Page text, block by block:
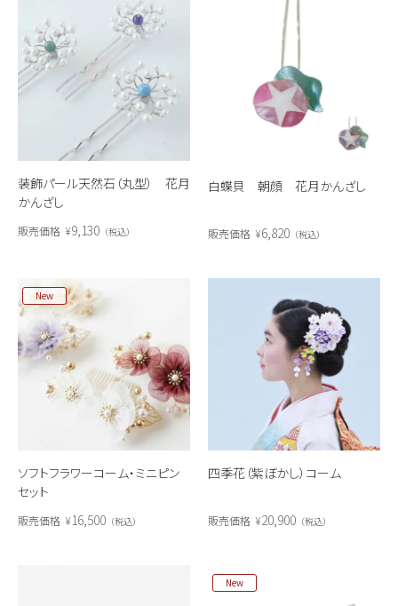
装飾パール天然石（丸型） 花月
かんざし
販売価格 ¥9,130 税込
白蝶貝 朝顔 花月かんざし
販売価格 ¥6,820 税込
ソフトフラワーコーム・ミニピン
セット
New
販売価格 ¥16,500 税込
四季花（紫ぼかし）コーム
販売価格 ¥20,900 税込
New